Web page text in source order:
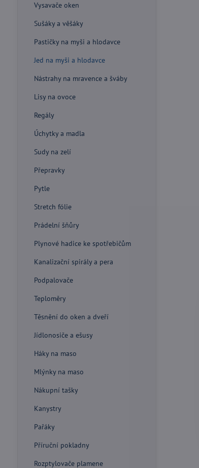
Vysavače oken
Sušáky a věšáky
Pastičky na myši a hlodavce
Jed na myši a hlodavce
Nástrahy na mravence a šváby
Lisy na ovoce
Regály
Úchytky a madla
Sudy na zelí
Přepravky
Pytle
Stretch fólie
Prádelní šňůry
Plynové hadice ke spotřebičům
Kanalizační spirály a pera
Podpalovače
Teploměry
Těsnění do oken a dveří
Jídlonosiče a ešusy
Háky na maso
Mlýnky na maso
Nákupní tašky
Kanystry
Pařáky
Příruční pokladny
Rozptylovače plamene